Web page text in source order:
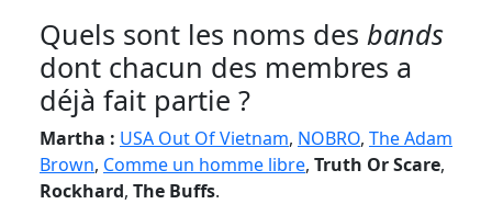
Quels sont les noms des bands
dont chacun des membres a
déjà fait partie ?
Martha : USA Out Of Vietnam, NOBRO, The Adam
Brown, Comme un homme libre, Truth Or Scare,
Rockhard, The Buffs.